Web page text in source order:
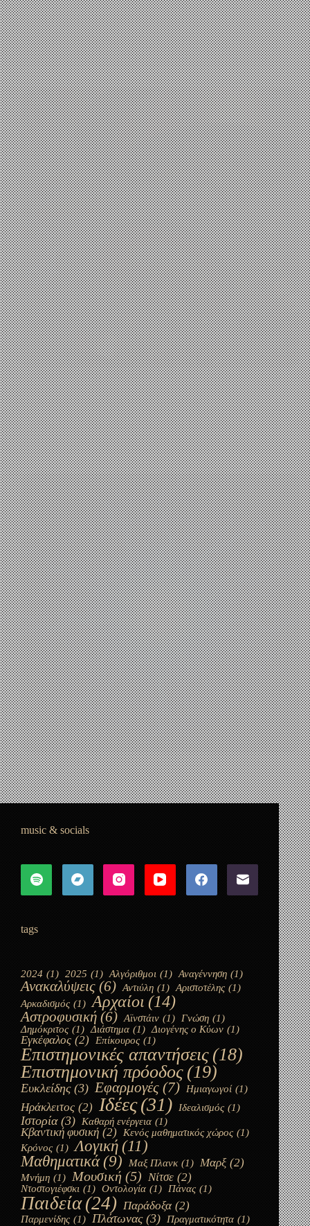
Ποιός στ’ αλήθεια είναι ο Κρόνος;
io
10 Μαΐου, 2023
Τεχνολογία,Επιστήμη
Quantum Computers: A brief explanation
io
27 Οκτωβρίου, 2022 1 Σχόλιο
Επιστήμη,Τεχνολογία
Wireless Electricity
music & socials
tags
2024 (1) 2025 (1) Αλγόριθμοι (1) Αναγέννηση (1)
Ανακαλύψεις (6) Αντιύλη (1) Αριστοτέλης (1)
Αρκαδισμός (1) Αρχαίοι (14)
Αστροφυσική (6) Αϊνστάιν (1) Γνώση (1)
Δημόκριτος (1) Διάστημα (1) Διογένης ο Κύων (1)
Εγκέφαλος (2) Επίκουρος (1)
Επιστημονικές απαντήσεις (18)
Επιστημονική πρόοδος (19)
Ευκλείδης (3) Εφαρμογές (7) Ημιαγωγοί (1)
Ηράκλειτος (2) Ιδέες(31) Ιδεαλισμός (1)
Ιστορία (3) Καθαρή ενέργεια (1)
Κβαντική φυσική (2) Κενός μαθηματικός χώρος (1)
Κρόνος (1) Λογική(11)
Μαθηματικά (9) Μαξ Πλανκ (1) Μαρξ (2)
Μνήμη (1) Μουσική (5) Νίτσε (2)
Ντοστογιέφσκι (1) Οντολογία (1) Πάνας (1)
Παιδεία (24) Παράδοξα (2)
Παρμενίδης (1) Πλάτωνας (3) Πραγματικότητα (1)